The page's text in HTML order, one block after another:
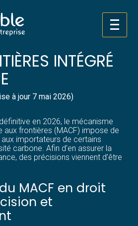
activité
humaines
CARBONE
INTÉGRÉ
à jour 7 mai 2026)
en 2026, le mécanisme
aux frontières (MACF) impose de
importateurs de certains
carbone. Afin d’en assurer la
des précisions viennent d’être
MACF en droit
et